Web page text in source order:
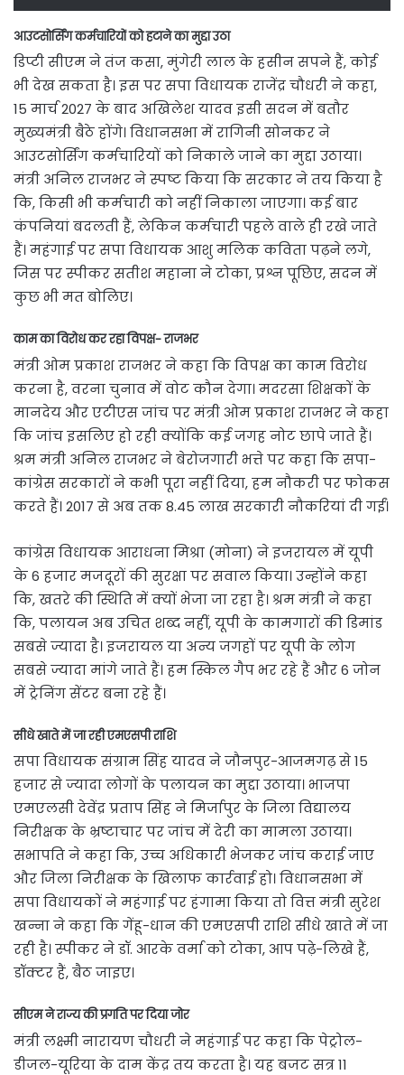
आउटसोर्सिंग कर्मचारियों को हटाने का मुद्दा उठा
डिप्टी सीएम ने तंज कसा, मुंगेरी लाल के हसीन सपने हैं, कोई
भी देख सकता है। इस पर सपा विधायक राजेंद्र चौधरी ने कहा,
15 मार्च 2027 के बाद अखिलेश यादव इसी सदन में बतौर
मुख्यमंत्री बैठे होंगे। विधानसभा में रागिनी सोनकर ने
आउटसोर्सिंग कर्मचारियों को निकाले जाने का मुद्दा उठाया।
मंत्री अनिल राजभर ने स्पष्ट किया कि सरकार ने तय किया है
कि, किसी भी कर्मचारी को नहीं निकाला जाएगा। कई बार
कंपनियां बदलती हैं, लेकिन कर्मचारी पहले वाले ही रखे जाते
हैं। महंगाई पर सपा विधायक आशु मलिक कविता पढ़ने लगे,
जिस पर स्पीकर सतीश महाना ने टोका, प्रश्न पूछिए, सदन में
कुछ भी मत बोलिए।
काम का विरोध कर रहा विपक्ष- राजभर
मंत्री ओम प्रकाश राजभर ने कहा कि विपक्ष का काम विरोध
करना है, वरना चुनाव में वोट कौन देगा। मदरसा शिक्षकों के
मानदेय और एटीएस जांच पर मंत्री ओम प्रकाश राजभर ने कहा
कि जांच इसलिए हो रही क्योंकि कई जगह नोट छापे जाते हैं।
श्रम मंत्री अनिल राजभर ने बेरोजगारी भत्ते पर कहा कि सपा-
कांग्रेस सरकारों ने कभी पूरा नहीं दिया, हम नौकरी पर फोकस
करते हैं। 2017 से अब तक 8.45 लाख सरकारी नौकरियां दी गईं।
कांग्रेस विधायक आराधना मिश्रा (मोना) ने इजरायल में यूपी
के 6 हजार मजदूरों की सुरक्षा पर सवाल किया। उन्होंने कहा
कि, खतरे की स्थिति में क्यों भेजा जा रहा है। श्रम मंत्री ने कहा
कि, पलायन अब उचित शब्द नहीं, यूपी के कामगारों की डिमांड
सबसे ज्यादा है। इजरायल या अन्य जगहों पर यूपी के लोग
सबसे ज्यादा मांगे जाते हैं। हम स्किल गैप भर रहे हैं और 6 जोन
में ट्रेनिंग सेंटर बना रहे हैं।
सीधे खाते में जा रही एमएसपी राशि
सपा विधायक संग्राम सिंह यादव ने जौनपुर-आजमगढ़ से 15
हजार से ज्यादा लोगों के पलायन का मुद्दा उठाया। भाजपा
एमएलसी देवेंद्र प्रताप सिंह ने मिर्जापुर के जिला विद्यालय
निरीक्षक के भ्रष्टाचार पर जांच में देरी का मामला उठाया।
सभापति ने कहा कि, उच्च अधिकारी भेजकर जांच कराई जाए
और जिला निरीक्षक के खिलाफ कार्रवाई हो। विधानसभा में
सपा विधायकों ने महंगाई पर हंगामा किया तो वित्त मंत्री सुरेश
खन्ना ने कहा कि गेंहू-धान की एमएसपी राशि सीधे खाते में जा
रही है। स्पीकर ने डॉ. आरके वर्मा को टोका, आप पढ़े-लिखे हैं,
डॉक्टर हैं, बैठ जाइए।
सीएम ने राज्य की प्रगति पर दिया जोर
मंत्री लक्ष्मी नारायण चौधरी ने महंगाई पर कहा कि पेट्रोल-
डीजल-यूरिया के दाम केंद्र तय करता है। यह बजट सत्र 11